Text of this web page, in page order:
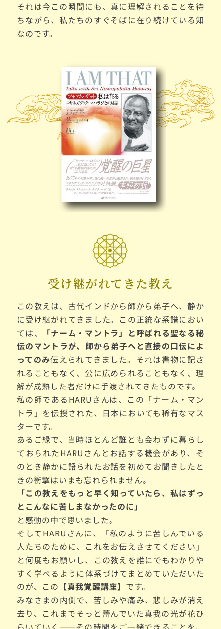
それは今この瞬間にも、真に理解されることを待
ちながら、私たちのすぐそばに在り続けている知
なのです。
受け継がれてきた教え
この教えは、古代インドから師から弟子へ、静か
に受け継がれてきました。この正統な系譜におい
ては、
「ナーム・マントラ」と呼ばれる聖なる秘
伝のマントラが、師から弟子へと直接の口伝によ
ってのみ伝えられてきました。それは書物に記さ
れることもなく、公に広められることもなく、理
解が成熟した者だけに手渡されてきたものです。
私の師であるHARUさんは、この「ナーム・マン
トラ」を伝授された、日本においても稀有なマス
ターです。
あるご縁で、当時ほとんど誰とも会わずに暮らし
ておられたHARUさんとお話する機会があり、そ
のとき静かに語られたお話を初めてお聞きしたと
きの衝撃はいまも忘れられません。
「この教えをもっと早く知っていたら、私はずっ
とこんなに苦しまなかったのに」
と感動の中で思いました。
そしてHARUさんに、「私のように苦しんでいる
人たちのために、これをお伝えさせてください」
と何度もお願いし、この教えを誰にでもわかりや
すく学べるように体系づけてまとめて いただいた
のが、 この【真我覚醒講座】 です。
みなさまの内側で、苦しみや痛み、悲しみが消え
去り、これまでそっと蕾んでいた真我の光が花ひ